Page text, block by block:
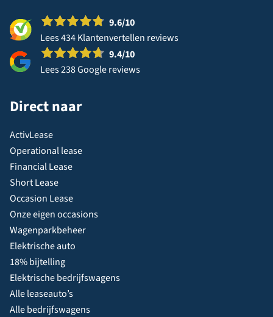
9.6/10
Lees 434 Klantenvertellen reviews
9.4/10
Lees 238 Google reviews
Direct naar
ActivLease
Operational lease
Financial Lease
Short Lease
Occasion Lease
Onze eigen occasions
Wagenparkbeheer
Elektrische auto
18% bijtelling
Elektrische bedrijfswagens
Alle leaseauto’s
Alle bedrijfswagens